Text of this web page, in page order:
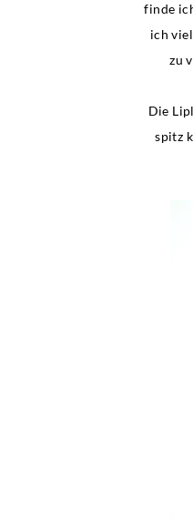
finde
ich
zu
Die
spitz